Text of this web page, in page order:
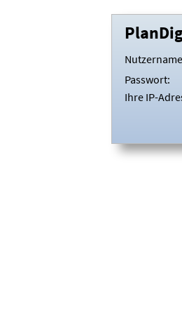
Passwort:
Ihre IP-